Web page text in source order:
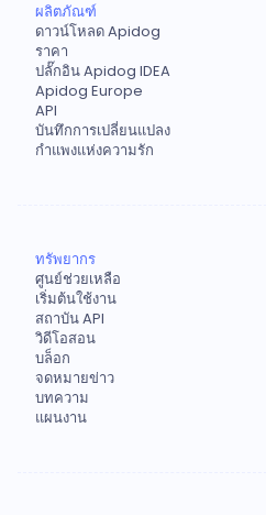
ผลิตภัณฑ์
ดาวน์โหลด Apidog
ราคา
ปลั๊กอิน Apidog IDEA
Apidog Europe
API
บันทึกการเปลี่ยนแปลง
กำแพงแห่งความรัก
ทรัพยากร
ศูนย์ช่วยเหลือ
เริ่มต้นใช้งาน
สถาบัน API
วิดีโอสอน
บล็อก
จดหมายข่าว
บทความ
แผนงาน